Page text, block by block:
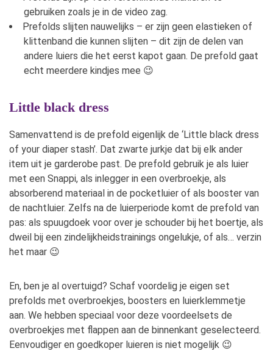
gebruiken zoals je in de video zag.
Prefolds slijten nauwelijks – er zijn geen elastieken of
klittenband die kunnen slijten – dit zijn de delen van
andere luiers die het eerst kapot gaan. De prefold gaat
echt meerdere kindjes mee 😉
Little black dress
Samenvattend is de prefold eigenlijk de ‘Little black dress
of your diaper stash’. Dat zwarte jurkje dat bij elk ander
item uit je garderobe past. De prefold gebruik je als luier
met een Snappi, als inlegger in een overbroekje, als
absorberend materiaal in de pocketluier of als booster van
de nachtluier. Zelfs na de luierperiode komt de prefold van
pas: als spuugdoek voor over je schouder bij het boertje, als
dweil bij een zindelijkheidstrainings ongelukje, of als… verzin
het maar 😉
En, ben je al overtuigd? Schaf voordelig je eigen set
prefolds met overbroekjes, boosters en luierklemmetje
aan. We hebben speciaal voor deze voordeelsets de
overbroekjes met flappen aan de binnenkant geselecteerd.
Eenvoudiger en goedkoper luieren is niet mogelijk 😉